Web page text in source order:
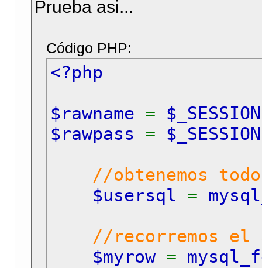
Prueba asi...
Código PHP:
<?php
$rawname = $_SESSION
$rawpass = $_SESSION
//obtenemos
$usersql =
//recorremos el
$myrow =